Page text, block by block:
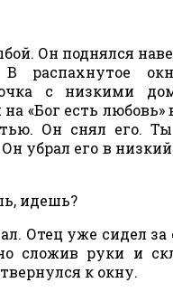
Он поднялся
распахнутое
с низкими
«Бог есть
Он снял его. Ты
убрал его в
идешь?
Отец уже сидел за
сложив руки и
к окну.